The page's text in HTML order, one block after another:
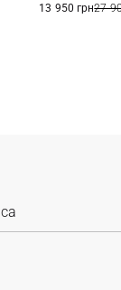
13 950 грн27